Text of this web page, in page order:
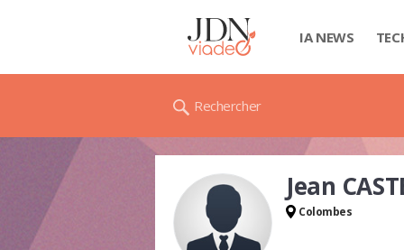
IA NEWS
Rechercher
Jean
Colombes